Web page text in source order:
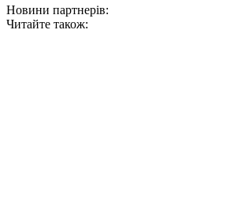
Новини партнерів:
Читайте також: